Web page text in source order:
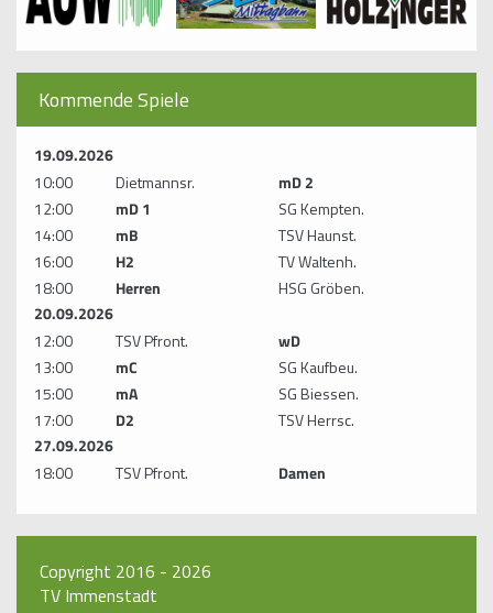
Kommende Spiele
19.09.2026
10:00
Dietmannsr.
mD 2
12:00
mD 1
SG Kempten.
14:00
mB
TSV Haunst.
16:00
H2
TV Waltenh.
18:00
Herren
HSG Gröben.
20.09.2026
12:00
TSV Pfront.
wD
13:00
mC
SG Kaufbeu.
15:00
mA
SG Biessen.
17:00
D2
TSV Herrsc.
27.09.2026
18:00
TSV Pfront. Damen
Copyright 2016 - 2026
TV Immenstadt